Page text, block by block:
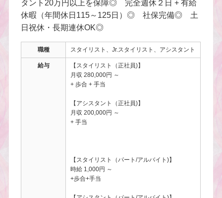
タント20万円以上を保障◎ 完全週休２日 + 有給
休暇（年間休日115～125日）◎ 社保完備◎ 土
日祝休・長期連休OK◎
職種 スタイリスト、Jr.スタイリスト、アシスタント
給与
【スタイリスト（正社員)】
月収 280,000円 ～
+ 歩合 + 手当
【アシスタント（正社員)】
月収 200,000円 ～
+ 手当
【スタイリスト（パート/アルバイト)】
時給 1,000円 ～
+歩合+手当